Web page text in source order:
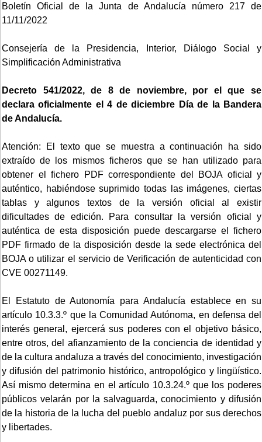
Boletín Oficial de la Junta de Andalucía número 217 de
11/11/2022
Consejería de la Presidencia, Interior, Diálogo Social y
Simplificación Administrativa
Decreto 541/2022, de 8 de noviembre, por el que se
declara oficialmente el 4 de diciembre Día de la Bandera
de Andalucía.
Atención: El texto que se muestra a continuación ha sido
extraído de los mismos ficheros que se han utilizado para
obtener el fichero PDF correspondiente del BOJA oficial y
auténtico, habiéndose suprimido todas las imágenes, ciertas
tablas y algunos textos de la versión oficial al existir
dificultades de edición. Para consultar la versión oficial y
auténtica de esta disposición puede descargarse el fichero
PDF firmado de la disposición desde la sede electrónica del
BOJA o utilizar el servicio de Verificación de autenticidad con
CVE 00271149.
El Estatuto de Autonomía para Andalucía establece en su
artículo 10.3.3.º que la Comunidad Autónoma, en defensa del
interés general, ejercerá sus poderes con el objetivo básico,
entre otros, del afianzamiento de la conciencia de identidad y
de la cultura andaluza a través del conocimiento, investigación
y difusión del patrimonio histórico, antropológico y lingüístico.
Así mismo determina en el artículo 10.3.24.º que los poderes
públicos velarán por la salvaguarda, conocimiento y difusión
de la historia de la lucha del pueblo andaluz por sus derechos
y libertades.